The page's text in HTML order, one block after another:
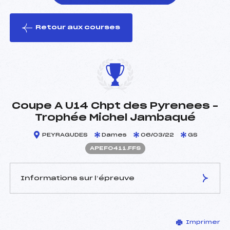
le ski
Retour aux courses
Coupe A U14 Chpt des Pyrenees –
Trophée Michel Jambaqué
PEYRAGUDES Dames 06/03/22 GS
APEF0411.FFS
Informations sur l’épreuve
CASALOT LAURENT (PE)
Imprimer